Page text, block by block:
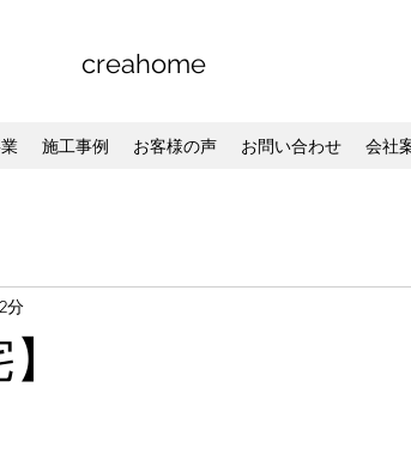
creahome
施工事例 お客様の声 お問い合わせ 会社
分